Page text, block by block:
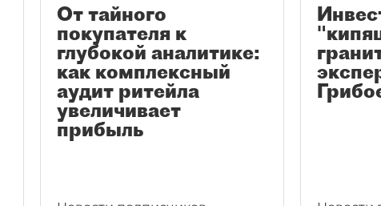
От тайного
покупателя к
глубокой аналитике:
как комплексный
аудит ритейла
увеличивает
прибыль